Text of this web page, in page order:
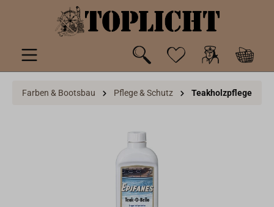
springen
Farben & Bootsbau Pflege & Schutz Teakholzpflege